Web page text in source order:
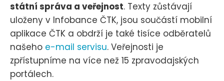
státní správa a veřejnost. Texty zůstávají
uloženy v Infobance ČTK, jsou součástí mobilní
aplikace ČTK a obdrží je také tisíce odběratelů
našeho e-mail servisu. Veřejnosti je
zpřístupníme na více než 15 zpravodajských
portálech.